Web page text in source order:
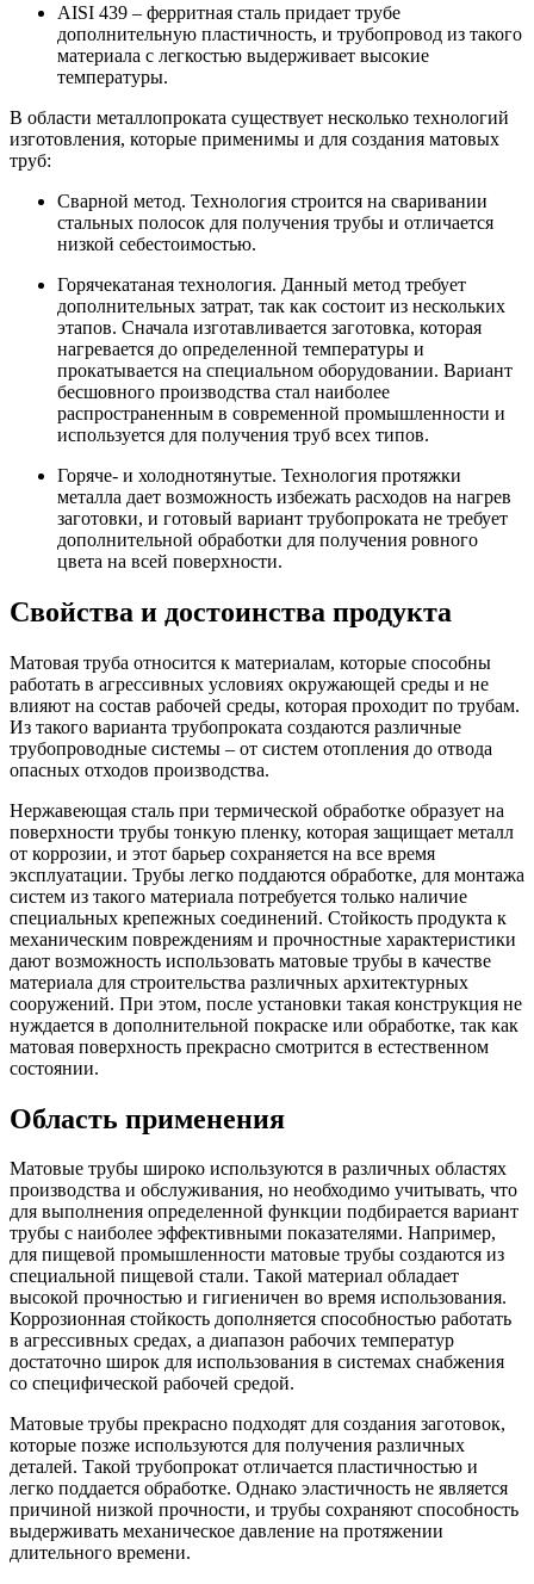
AISI 439 – ферритная сталь придает трубе
дополнительную пластичность, и трубопровод из такого
материала с легкостью выдерживает высокие
температуры.
В области металлопроката существует несколько технологий
изготовления, которые применимы и для создания матовых
труб:
Сварной метод. Технология строится на сваривании
стальных полосок для получения трубы и отличается
низкой себестоимостью.
Горячекатаная технология. Данный метод требует
дополнительных затрат, так как состоит из нескольких
этапов. Сначала изготавливается заготовка, которая
нагревается до определенной температуры и
прокатывается на специальном оборудовании. Вариант
бесшовного производства стал наиболее
распространенным в современной промышленности и
используется для получения труб всех типов.
Горяче- и холоднотянутые. Технология протяжки
металла дает возможность избежать расходов на нагрев
заготовки, и готовый вариант трубопроката не требует
дополнительной обработки для получения ровного
цвета на всей поверхности.
Свойства и достоинства продукта
Матовая труба относится к материалам, которые способны
работать в агрессивных условиях окружающей среды и не
влияют на состав рабочей среды, которая проходит по трубам.
Из такого варианта трубопроката создаются различные
трубопроводные системы – от систем отопления до отвода
опасных отходов производства.
Нержавеющая сталь при термической обработке образует на
поверхности трубы тонкую пленку, которая защищает металл
от коррозии, и этот барьер сохраняется на все время
эксплуатации. Трубы легко поддаются обработке, для монтажа
систем из такого материала потребуется только наличие
специальных крепежных соединений. Стойкость продукта к
механическим повреждениям и прочностные характеристики
дают возможность использовать матовые трубы в качестве
материала для строительства различных архитектурных
сооружений. При этом, после установки такая конструкция не
нуждается в дополнительной покраске или обработке, так как
матовая поверхность прекрасно смотрится в естественном
состоянии.
Область применения
Матовые трубы широко используются в различных областях
производства и обслуживания, но необходимо учитывать, что
для выполнения определенной функции подбирается вариант
трубы с наиболее эффективными показателями. Например,
для пищевой промышленности матовые трубы создаются из
специальной пищевой стали. Такой материал обладает
высокой прочностью и гигиеничен во время использования.
Коррозионная стойкость дополняется способностью работать
в агрессивных средах, а диапазон рабочих температур
достаточно широк для использования в системах снабжения
со специфической рабочей средой.
Матовые трубы прекрасно подходят для создания заготовок,
которые позже используются для получения различных
деталей. Такой трубопрокат отличается пластичностью и
легко поддается обработке. Однако эластичность не является
причиной низкой прочности, и трубы сохраняют способность
выдерживать механическое давление на протяжении
длительного времени.